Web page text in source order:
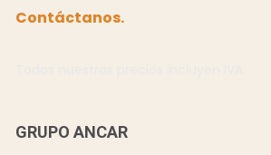
Contáctanos.
GRUPO ANCAR